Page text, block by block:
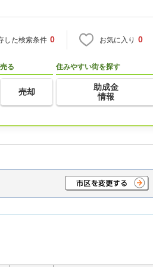
した検索条件 0 お気に入り 0
売る
売却
住みやすい街を探す
助成金
情報